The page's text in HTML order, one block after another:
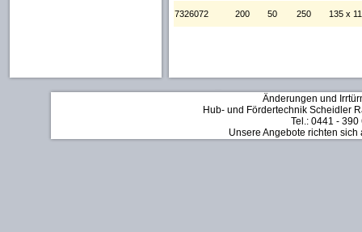
7326072 200 50 250 135 x
Änderungen und
Hub- und Fördertechnik Scheidler
Tel.: 0441 -
Unsere Angebote richten